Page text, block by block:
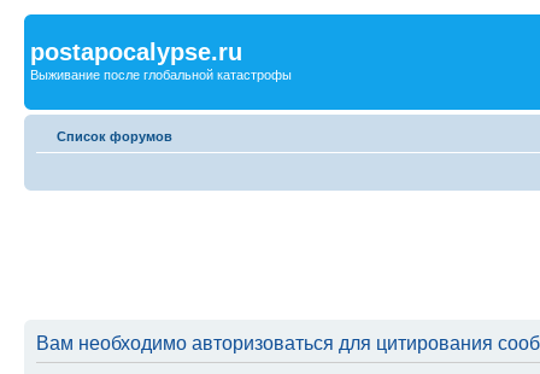
postapocalypse.ru
Выживание после глобальной катастрофы
Список форумов
Вам необходимо авторизоваться для цитирования